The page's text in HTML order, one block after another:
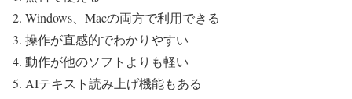
Windows、Macの両方で利用できる
操作が直感的でわかりやすい
動作が他のソフトよりも軽い
AIテキスト読み上げ機能もある